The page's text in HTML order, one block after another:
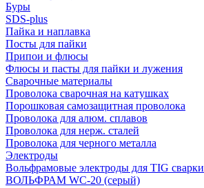
Буры
SDS-plus
Пайка и наплавка
Посты для пайки
Припои и флюсы
Флюсы и пасты для пайки и лужения
Сварочные материалы
Проволока сварочная на катушках
Порошковая самозащитная проволока
Проволока для алюм. сплавов
Проволока для нерж. сталей
Проволока для черного металла
Электроды
Вольфрамовые электроды для TIG сварки
ВОЛЬФРАМ WC-20 (серый)